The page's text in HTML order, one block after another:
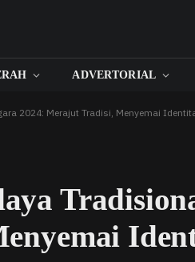
ADVERTORIAL
2024: Merajut Tradisi, Menyemai